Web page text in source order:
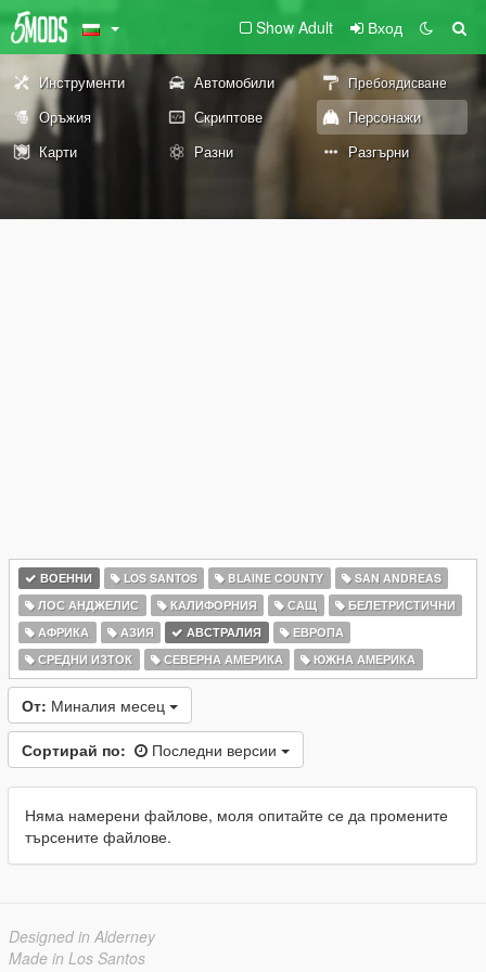
Show Adult Вход
Инструменти Автомобили Пребоядисване
Оръжия Скриптове
Персонажи
Карти
Разни Разгърни
ВОЕННИ LOS SANTOS BLAINE COUNTY
SAN ANDREAS
ЛОС АНДЖЕЛИС
КАЛИФОРНИЯ САЩ
БЕЛЕТРИСТИЧНИ
АФРИКА
АЗИЯ АВСТРАЛИЯ
ЕВРОПА
СРЕДНИ ИЗТОК
СЕВЕРНА АМЕРИКА ЮЖНА АМЕРИКА
От: Миналия месец
Сортирай по: Последни версии
Няма намерени файлове, моля опитайте се да промените
търсените файлове.
Designed in Alderney
Made in Los Santos